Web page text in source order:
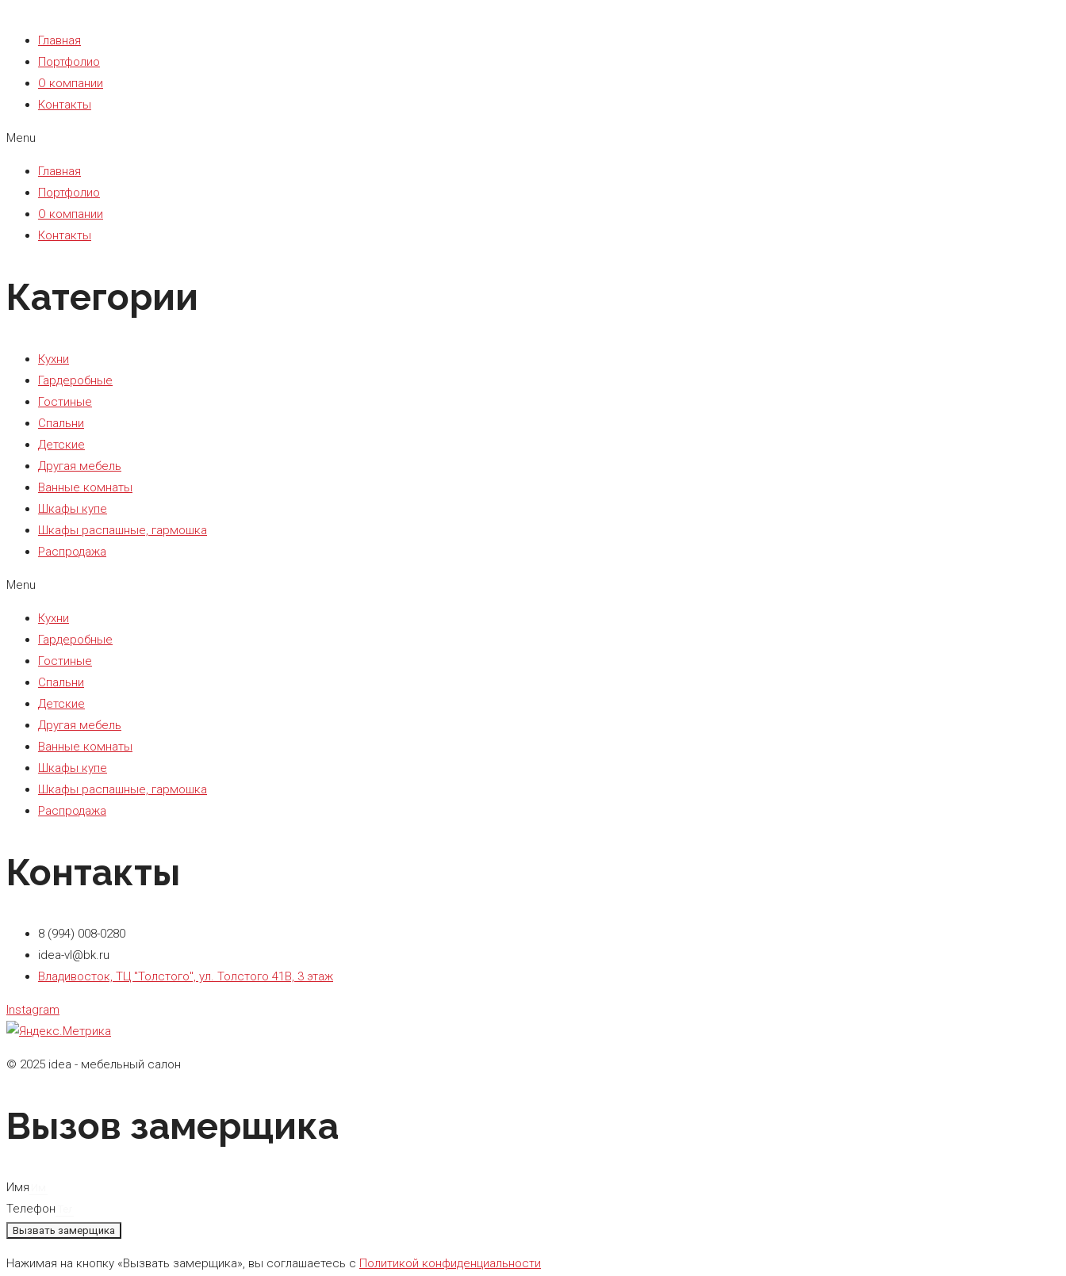
Главная
Портфолио
О компании
Контакты
Menu
Главная
Портфолио
О компании
Контакты
Категории
Кухни
Гардеробные
Гостиные
Спальни
Детские
Другая мебель
Ванные комнаты
Шкафы купе
Шкафы распашные, гармошка
Распродажа
Menu
Кухни
Гардеробные
Гостиные
Спальни
Детские
Другая мебель
Ванные комнаты
Шкафы купе
Шкафы распашные, гармошка
Распродажа
Контакты
8 (994) 008-0280
idea-vl@bk.ru
Владивосток, ТЦ "Толстого", ул. Толстого 41В, 3 этаж
Instagram
© 2025 idea - мебельный салон
Вызов замерщика
Имя
Телефон
Вызвать замерщика
Нажимая на кнопку «Вызвать замерщика», вы соглашаетесь с Политикой конфиденциальности